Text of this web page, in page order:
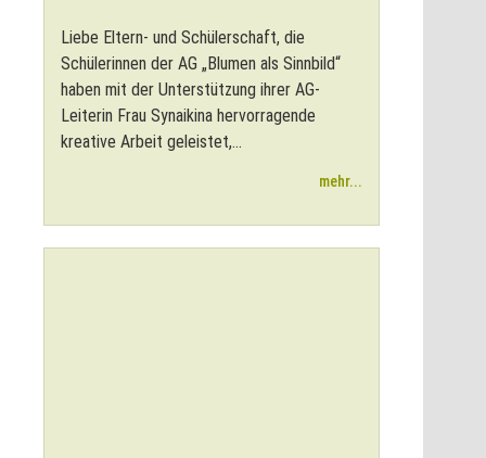
Liebe Eltern- und Schülerschaft, die
Schülerinnen der AG „Blumen als Sinnbild“
haben mit der Unterstützung ihrer AG-
Leiterin Frau Synaikina hervorragende
kreative Arbeit geleistet,...
mehr...